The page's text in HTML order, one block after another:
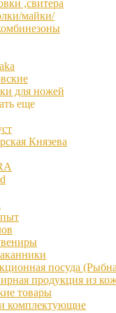
,свитера
майки/
для ножей
еще
Князева
посуда
продукция из
товары
комплектующие